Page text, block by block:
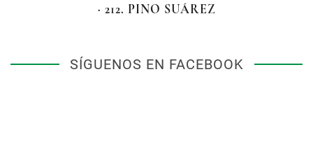
· 212. PINO SUÁREZ
SÍGUENOS EN FACEBOOK